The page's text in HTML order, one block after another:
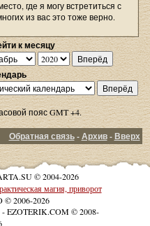
где я могу встретиться с
из вас это тоже верно.
к месяцу
пояс GMT +4.
Обратная связь-Архив-Вверх
© 2004-2026
магия, приворот
© 2006-2026
- EZOTERIK.COM © 2008-